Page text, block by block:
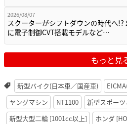
2026/08/07
スクーターがシフトダウンの時代へ!?
に電子制御CVT搭載モデルなど…
もっと見
新型バイク(日本車／国産車)
ヤングマシン
NT1100
新型スポー
新型大型二輪 [1001cc以上]
ホンダ